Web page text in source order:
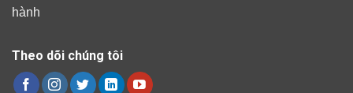
hành
Theo dõi chúng tôi